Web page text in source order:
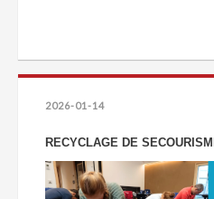
2026-01-14
RECYCLAGE DE